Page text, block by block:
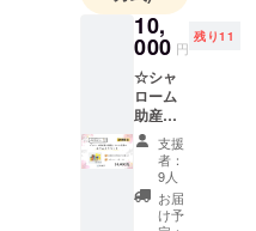
る助産院と
して、産後
の体のケア
はもちろ
ん、メンタ
ルケア、授
乳ケア、育
児に関する
10,
000 円
残り11
☆シャ
ローム
助産院
が提携
してい
る企業
のかり
んとう
支援
者：
9人
お届
け予